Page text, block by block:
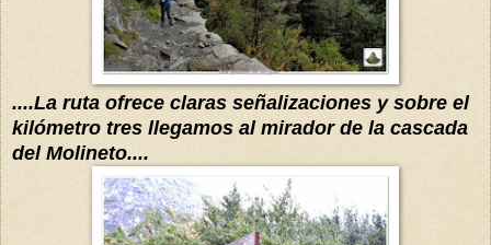
....La ruta ofrece claras señalizaciones y sobre el
kilómetro tres llegamos al mirador de la cascada
del Molineto....